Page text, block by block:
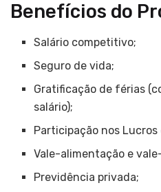
Benefícios do
Salário competitivo;
Seguro de vida;
Gratificação de férias
salário);
Participação nos Lucros
Vale-alimentação e
Previdência privada;